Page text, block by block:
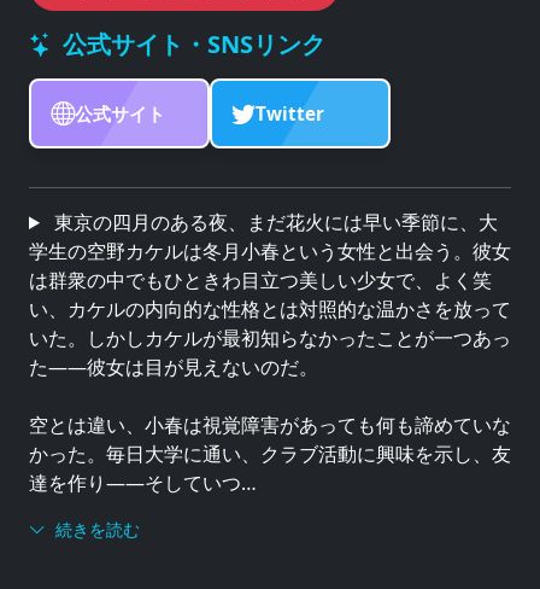
公式サイト・SNSリンク
公式サイト Twitter
東京の四月のある夜、まだ花火には早い季節に、大
学生の空野カケルは冬月小春という女性と出会う。彼女
は群衆の中でもひときわ目立つ美しい少女で、よく笑
い、カケルの内向的な性格とは対照的な温かさを放って
いた。しかしカケルが最初知らなかったことが一つあっ
た——彼女は目が見えないのだ。
空とは違い、小春は視覚障害があっても何も諦めていな
かった。毎日大学に通い、クラブ活動に興味を示し、友
達を作り——そしていつ…
続きを読む